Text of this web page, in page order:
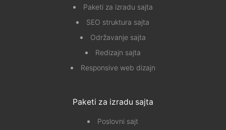
Paketi za izradu sajta
SEO struktura sajta
Održavanje sajta
Redizajn sajta
Responsive web dizajn
Paketi za izradu sajta
Poslovni sajt